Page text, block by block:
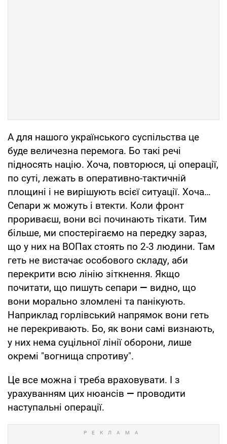
А для нашого українського суспільства це
буде величезна перемога. Бо такі речі
підносять націю. Хоча, повторюся, ці операції,
по суті, лежать в оперативно-тактичній
площині і не вирішують всієї ситуації. Хоча…
Сепари ж можуть і втекти. Коли фронт
прориваєш, вони всі починають тікати. Тим
більше, ми спостерігаємо на передку зараз,
що у них на ВОПах стоять по 2-3 людини. Там
геть не вистачає особового складу, аби
перекрити всю лінію зіткнення. Якщо
почитати, що пишуть сепари — видно, що
вони морально зломлені та панікують.
Наприклад горлівський напрямок вони геть
не перекривають. Бо, як вони самі визнають,
у них нема суцільної лінії оборони, лише
окремі "вогнища спротиву".
Це все можна і треба враховувати. І з
урахуванням цих нюансів — проводити
наступальні операції.